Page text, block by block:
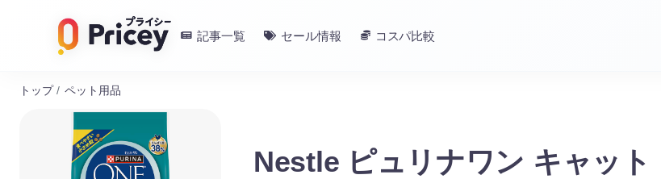
記事一覧 セール情報 コスパ比較
トップ / ペット用品
Nestle ピュリナワン キャット